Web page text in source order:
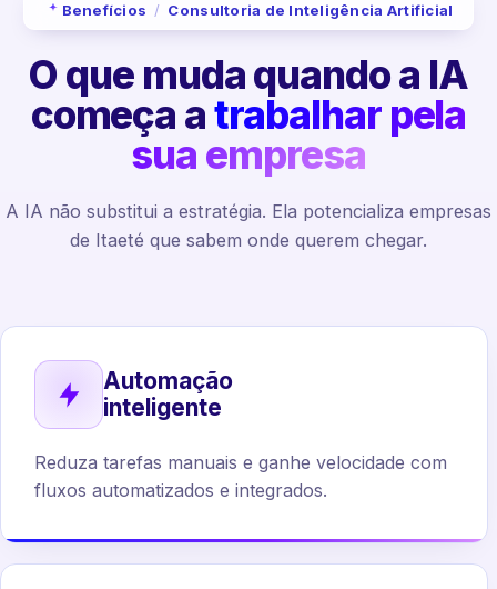
Benefícios / Consultoria de Inteligência Artificial
O que muda quando a IA
começa atrabalhar pela
sua empresa
A IA não substitui a estratégia. Ela potencializa empresas
de Itaeté que sabem onde querem chegar.
Automação
inteligente
Reduza tarefas manuais e ganhe velocidade com
fluxos automatizados e integrados.